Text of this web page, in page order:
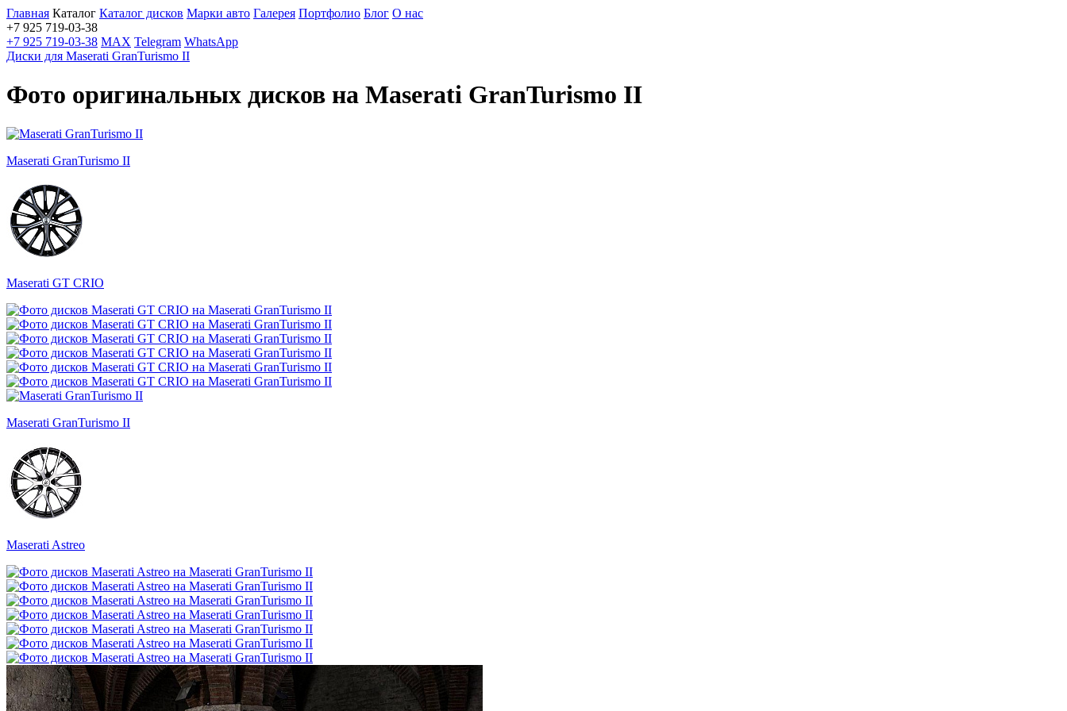
Главная Каталог Каталог дисков Марки авто Галерея Портфолио Блог О нас
+7 925 719-03-38
+7 925 719-03-38 MAX Telegram WhatsApp
Диски для Maserati GranTurismo II
Фото оригинальных дисков на Maserati GranTurismo II
Maserati GranTurismo II
Maserati GT CRIO
Maserati GranTurismo II
Maserati Astreo